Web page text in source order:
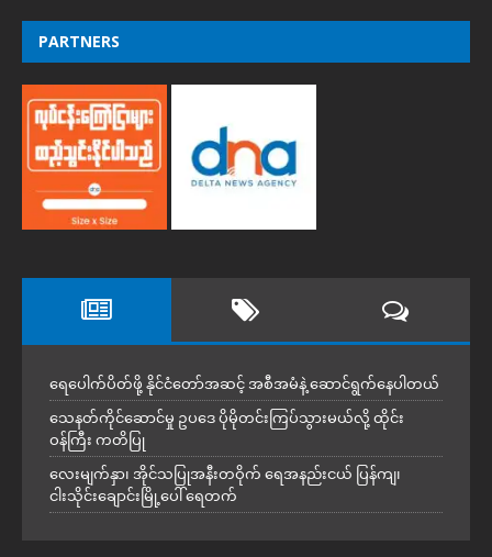
PARTNERS
ရေပေါက်ပိတ်ဖို့ နိုင်ငံတော်အဆင့် အစီအမံနဲ့ ဆောင်ရွက်နေပါတယ်
သေနတ်ကိုင်ဆောင်မှု ဥပဒေ ပိုမိုတင်းကြပ်သွားမယ်လို့ ထိုင်း
ဝန်ကြီး ကတိပြု
လေးမျက်နှာ၊ အိုင်သပြုအနီးတဝိုက် ရေအနည်းငယ် ပြန်ကျ၊
ငါးသိုင်းချောင်းမြို့ပေါ် ရေတက်